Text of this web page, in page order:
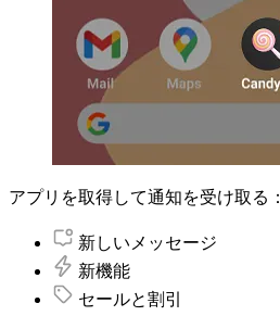
アプリを取得して通知を受け取る：
新しいメッセージ
新機能
セールと割引